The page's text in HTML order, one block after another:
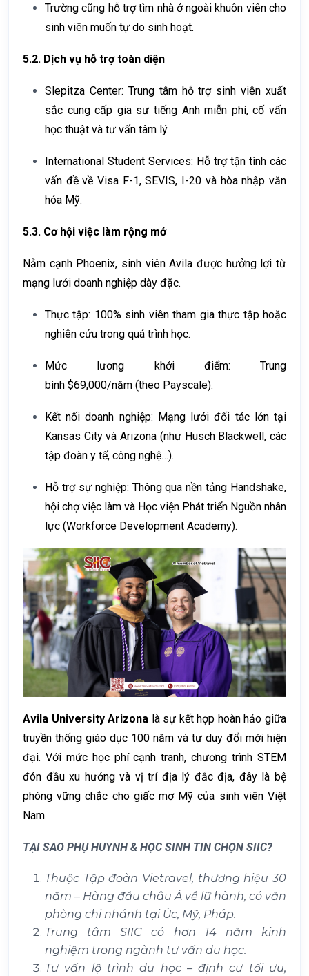
Trường cũng hỗ trợ tìm nhà ở ngoài khuôn viên cho
sinh viên muốn tự do sinh hoạt.
5.2. Dịch vụ hỗ trợ toàn diện
Slepitza Center: Trung tâm hỗ trợ sinh viên xuất
sắc cung cấp gia sư tiếng Anh miễn phí, cố vấn
học thuật và tư vấn tâm lý.
International Student Services: Hỗ trợ tận tình các
vấn đề về Visa F-1, SEVIS, I-20 và hòa nhập văn
hóa Mỹ.
5.3. Cơ hội việc làm rộng mở
Nằm cạnh Phoenix, sinh viên Avila được hưởng lợi từ
mạng lưới doanh nghiệp dày đặc.
Thực tập: 100% sinh viên tham gia thực tập hoặc
nghiên cứu trong quá trình học.
Mức lương khởi điểm: Trung
bình $69,000/năm (theo Payscale).
Kết nối doanh nghiệp: Mạng lưới đối tác lớn tại
Kansas City và Arizona (như Husch Blackwell, các
tập đoàn y tế, công nghệ…).
Hỗ trợ sự nghiệp: Thông qua nền tảng Handshake,
hội chợ việc làm và Học viện Phát triển Nguồn nhân
lực (Workforce Development Academy).
Avila University Arizona là sự kết hợp hoàn hảo giữa
truyền thống giáo dục 100 năm và tư duy đổi mới hiện
đại. Với mức học phí cạnh tranh, chương trình STEM
đón đầu xu hướng và vị trí địa lý đắc địa, đây là bệ
phóng vững chắc cho giấc mơ Mỹ của sinh viên Việt
Nam.
TẠI SAO PHỤ HUYNH & HỌC SINH TIN CHỌN SIIC?
Thuộc Tập đoàn Vietravel, thương hiệu 30
năm – Hàng đầu châu Á về lữ hành, có văn
phòng chi nhánh tại Úc, Mỹ, Pháp.
Trung tâm SIIC có hơn 14 năm kinh
nghiệm trong ngành tư vấn du học.
Tư vấn lộ trình du học – định cư tối ưu,